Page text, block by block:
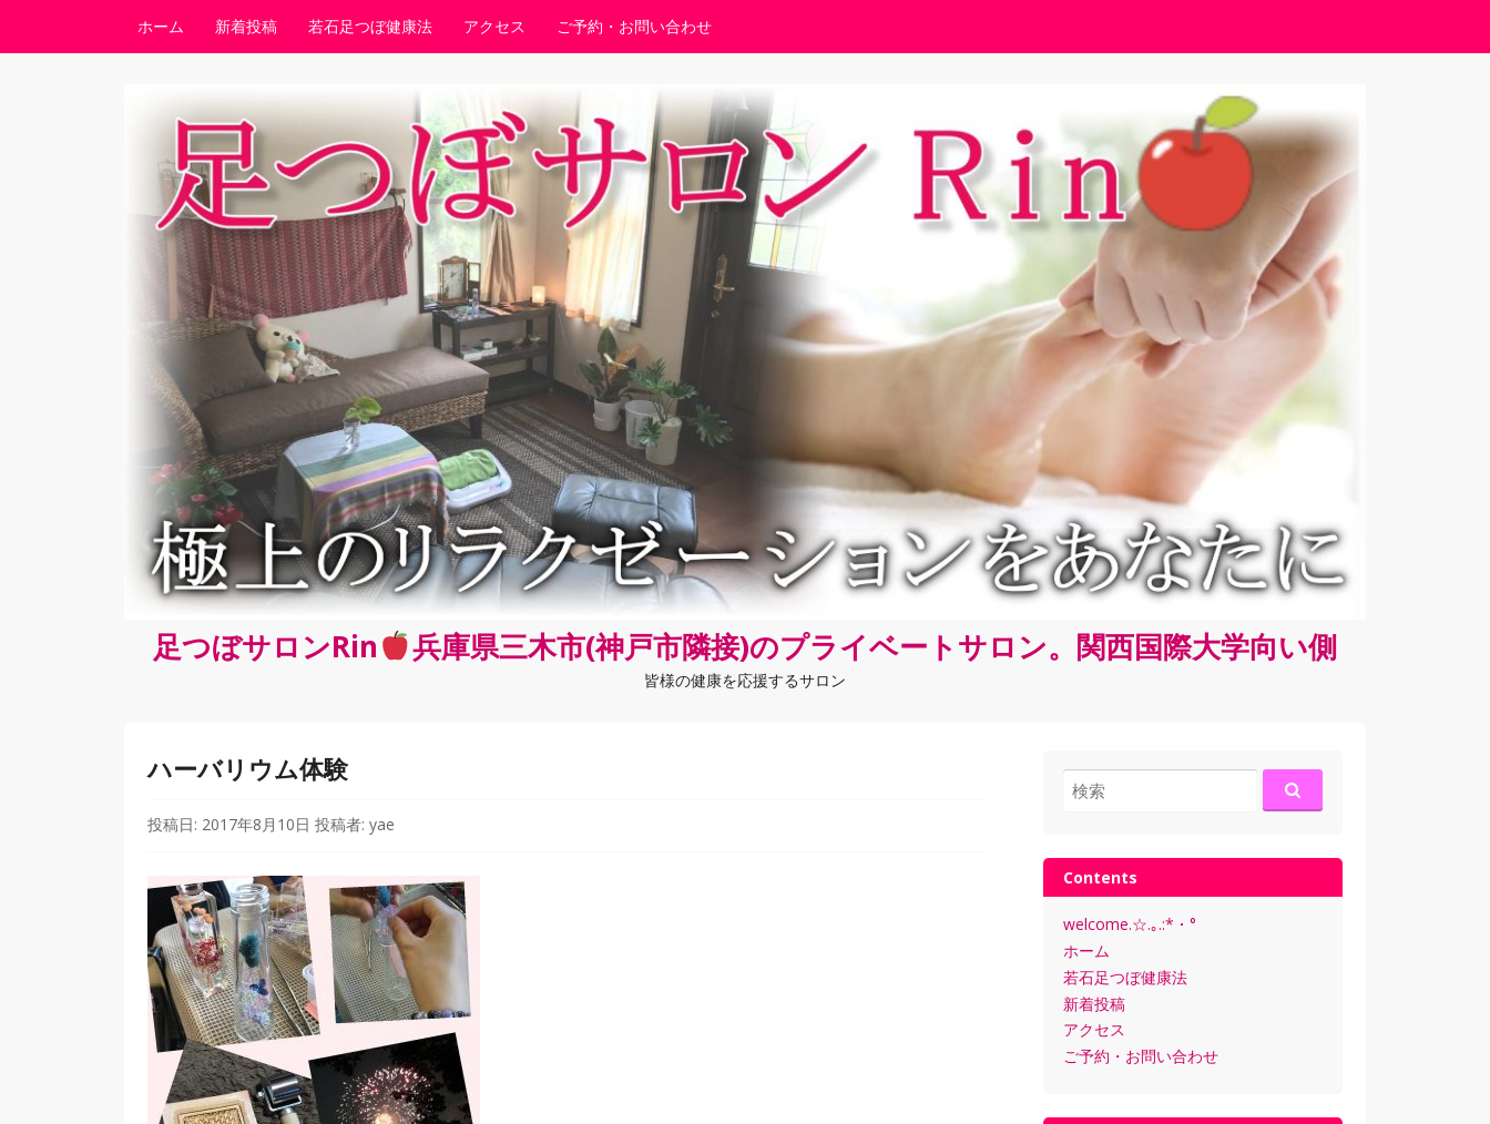
ホーム 新着投稿 若石足つぼ健康法 アクセス ご予約・お問い合わせ
足つぼサロンRin 兵庫県三木市(神戸市隣接)のプライベートサロン。関西国際大学向い側
皆様の健康を応援するサロン
ハーバリウム体験
投稿日: 2017年8月10日 投稿者:yae
検
索:
Contents
welcome.☆.｡.:*・°
ホーム
若石足つぼ健康法
新着投稿
アクセス
ご予約・お問い合わせ